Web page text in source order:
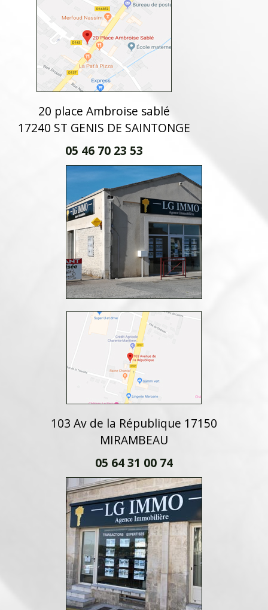
20 place Ambroise sablé
17240 ST GENIS DE SAINTONGE
05 46 70 23 53
103 Av de la République 17150
MIRAMBEAU
05 64 31 00 74